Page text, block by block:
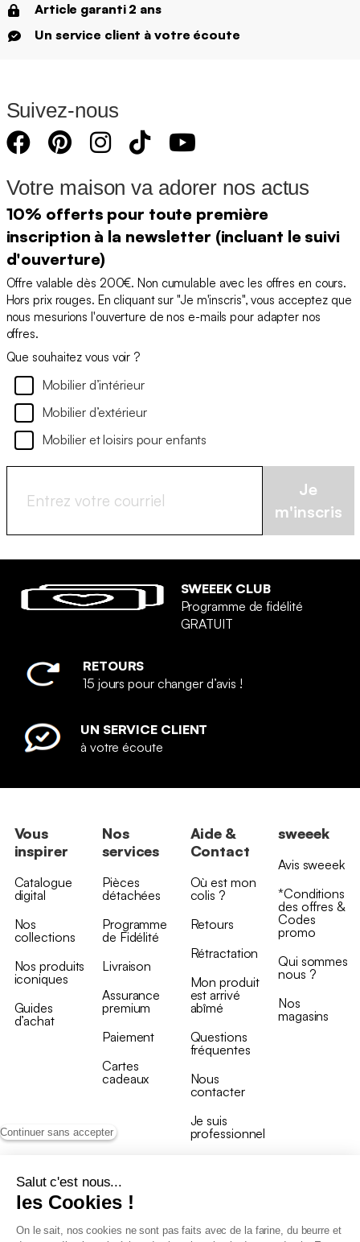
Continuer sans accepter
Salut c'est nous...
les Cookies !
On le sait, nos cookies ne sont pas faits avec de la farine, du beurre et
Article garanti 2 ans
Un service client à votre écoute
Suivez-nous
Votre maison va adorer nos actus
10% offerts pour toute première
inscription à la newsletter (incluant le suivi
d'ouverture)
Offre valable dès 200€. Non cumulable avec les offres en cours.
Hors prix rouges. En cliquant sur "Je m'inscris", vous acceptez que
nous mesurions l'ouverture de nos e-mails pour adapter nos
offres.
Que souhaitez vous voir ?
Mobilier d’intérieur
Mobilier d’extérieur
Mobilier et loisirs pour enfants
Je
m'inscris
SWEEEK CLUB
Programme de fidélité
GRATUIT
RETOURS
15 jours pour changer d’avis !
UN SERVICE CLIENT
à votre écoute
Vous
inspirer
Catalogue
digital
Nos
collections
Nos produits
iconiques
Guides
d’achat
Nos
services
Pièces
détachées
Programme
de Fidélité
Livraison
Assurance
premium
Paiement
Cartes
cadeaux
Aide &
Contact
Où est mon
colis ?
Retours
Rétractation
Mon produit
est arrivé
abîmé
Questions
fréquentes
Nous
contacter
Je suis
professionnel
sweeek
Avis sweeek
*Conditions
des offres &
Codes
promo
Qui sommes
nous ?
Nos
magasins
Conditions générales de vente